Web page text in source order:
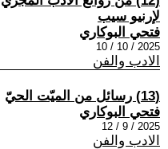
لإرنيو سيب
فتحي البوكاري
2025 / 10 / 10
الادب والفن
(13) رسائل من الميّت الحيّ
فتحي البوكاري
2025 / 9 / 12
الادب والفن